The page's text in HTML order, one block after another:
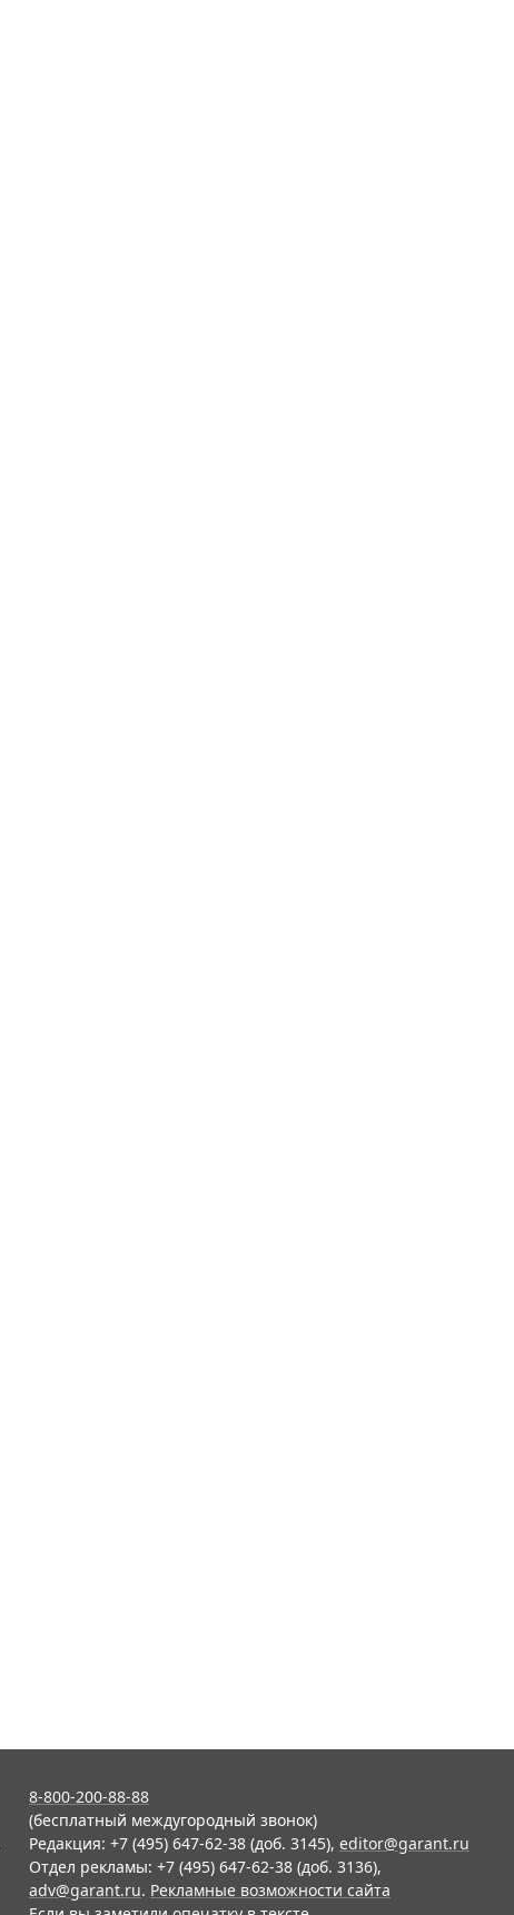
8-800-200-88-88
(бесплатный междугородный звонок)
Редакция: +7 (495) 647-62-38 (доб. 3145), editor@garant.ru
Отдел рекламы: +7 (495) 647-62-38 (доб. 3136),
adv@garant.ru. Рекламные возможности сайта